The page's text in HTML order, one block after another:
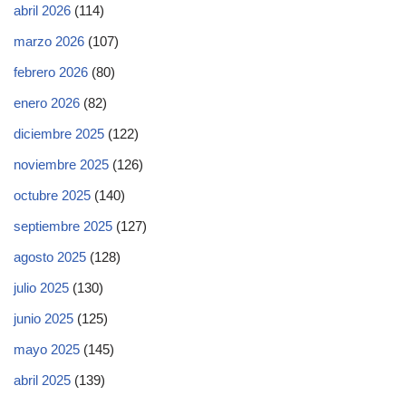
abril 2026 (114)
marzo 2026 (107)
febrero 2026 (80)
enero 2026 (82)
diciembre 2025 (122)
noviembre 2025 (126)
octubre 2025 (140)
septiembre 2025 (127)
agosto 2025 (128)
julio 2025 (130)
junio 2025 (125)
mayo 2025 (145)
abril 2025 (139)